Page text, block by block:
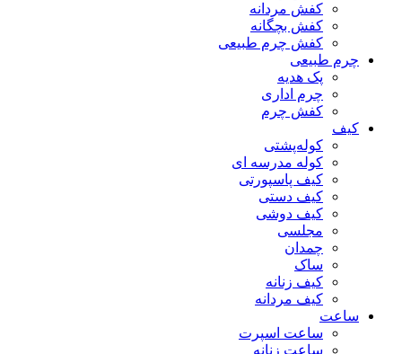
کفش مردانه
کفش بچگانه
کفش چرم طبیعی
چرم طبیعی
پک هدیه
چرم اداری
کفش چرم
کیف
کوله‌پشتی
کوله مدرسه ای
کیف پاسپورتی
کیف دستی
کیف دوشی
مجلسی
چمدان
ساک
کیف زنانه
کیف مردانه
ساعت
ساعت اسپرت
ساعت زنانه